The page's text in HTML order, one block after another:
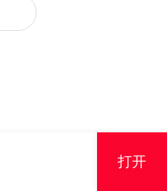
打开